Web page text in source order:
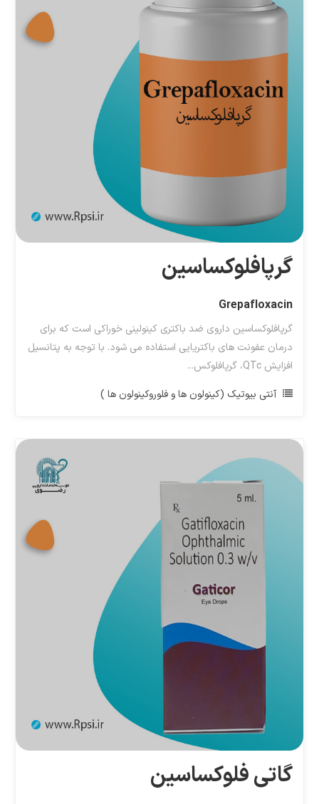
گرپافلوکساسین
Grepafloxacin
گرپافلوکساسین داروی ضد باکتری کینولینی خوراکی است که برای
درمان عفونت های باکتریایی استفاده می شود. با توجه به پتانسیل
افزایش QTc، گرپافلوکس...
آنتی بیوتیک (کینولون ها و فلوروکینولون ها )
گاتی فلوکساسین